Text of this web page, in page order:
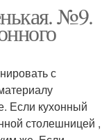
в закрытом
помещении
остров
№9.
с
Если кухонный
столешницей ,